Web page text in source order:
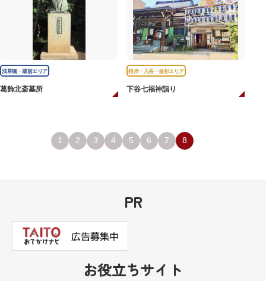
浅草橋・蔵前エリア
葛飾北斎墓所
根岸・入谷・金杉エリア
下谷七福神詣り
1 2 3 4 5 6 7 8
PR
お役立ちサイト